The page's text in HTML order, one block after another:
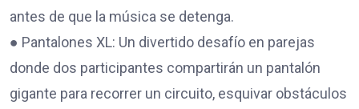
antes de que la música se detenga.
● Pantalones XL: Un divertido desafío en parejas
donde dos participantes compartirán un pantalón
gigante para recorrer un circuito, esquivar obstáculos